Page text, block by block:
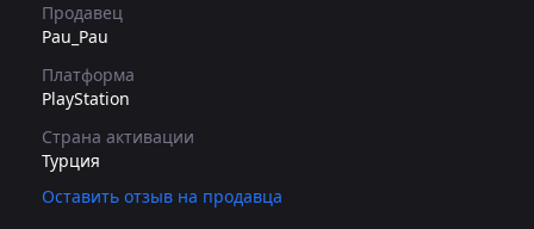
Продавец
Pau_Pau
Платформа
PlayStation
Страна активации
Турция
Оставить отзыв на продавца